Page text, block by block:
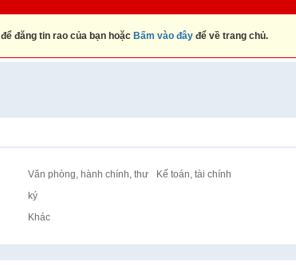
để đăng tin rao của bạn hoặc Bấm vào đây để về trang chủ.
Văn phòng, hành chính, thư
ký
Kế toán, tài chính
Khác